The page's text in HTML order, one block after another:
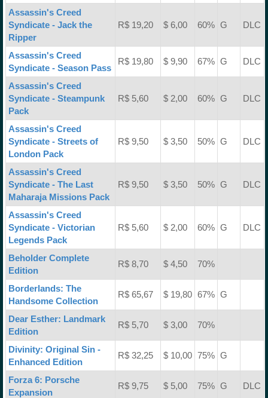
Assassin's Creed
Syndicate - Jack the
Ripper
R$ 19,20 $ 6,00 60% G DLC
Assassin's Creed
Syndicate - Season Pass
R$ 19,80 $ 9,90 67% G DLC
Assassin's Creed
Syndicate - Steampunk
Pack
R$ 5,60 $ 2,00 60% G DLC
Assassin's Creed
Syndicate - Streets of
London Pack
R$ 9,50 $ 3,50 50% G DLC
Assassin's Creed
Syndicate - The Last
Maharaja Missions Pack
R$ 9,50 $ 3,50 50% G DLC
Assassin's Creed
Syndicate - Victorian
Legends Pack
R$ 5,60 $ 2,00 60% G DLC
Beholder Complete
Edition
R$ 8,70 $ 4,50 70%
Borderlands: The
Handsome Collection
R$ 65,67 $ 19,80 67% G
Dear Esther: Landmark
Edition
R$ 5,70 $ 3,00 70%
Divinity: Original Sin -
Enhanced Edition
R$ 32,25 $ 10,00 75% G
Forza 6: Porsche
Expansion
R$ 9,75 $ 5,00 75% G DLC